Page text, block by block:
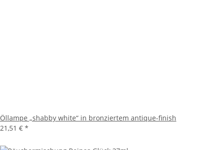
Öllampe „shabby white“ in bronziertem antique-finish
21,51 € *